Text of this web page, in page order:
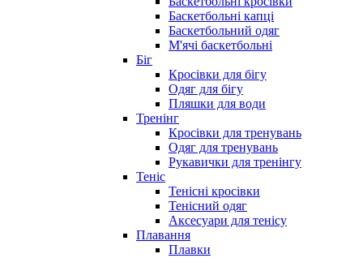
Баскетбольні капці
Баскетбольний одяг
М'ячі баскетбольні
Біг
Кросівки для бігу
Одяг для бігу
Пляшки для води
Тренінг
Кросівки для тренувань
Одяг для тренувань
Рукавички для тренінгу
Теніс
Тенісні кросівки
Тенісний одяг
Аксесуари для тенісу
Плавання
Плавки